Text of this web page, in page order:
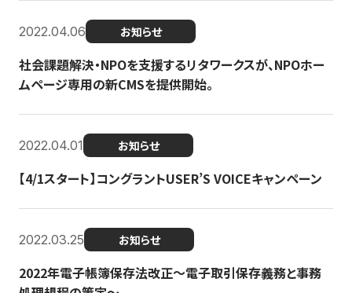
2022.04.06 お知らせ
社会課題解決・NPOを支援するリタワークスが、NPOホー
ムページ専用の新CMSを提供開始。
2022.04.01 お知らせ
【4/1スタート】コングラントUSER’S VOICEキャンペーン
2022.03.25 お知らせ
2022年電子帳簿保存法改正～電子取引保存義務と事務